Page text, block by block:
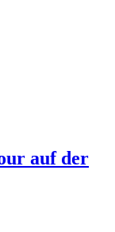
auf der